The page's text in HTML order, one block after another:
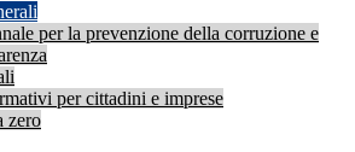
per la prevenzione della corruzione e
per cittadini e imprese
zero